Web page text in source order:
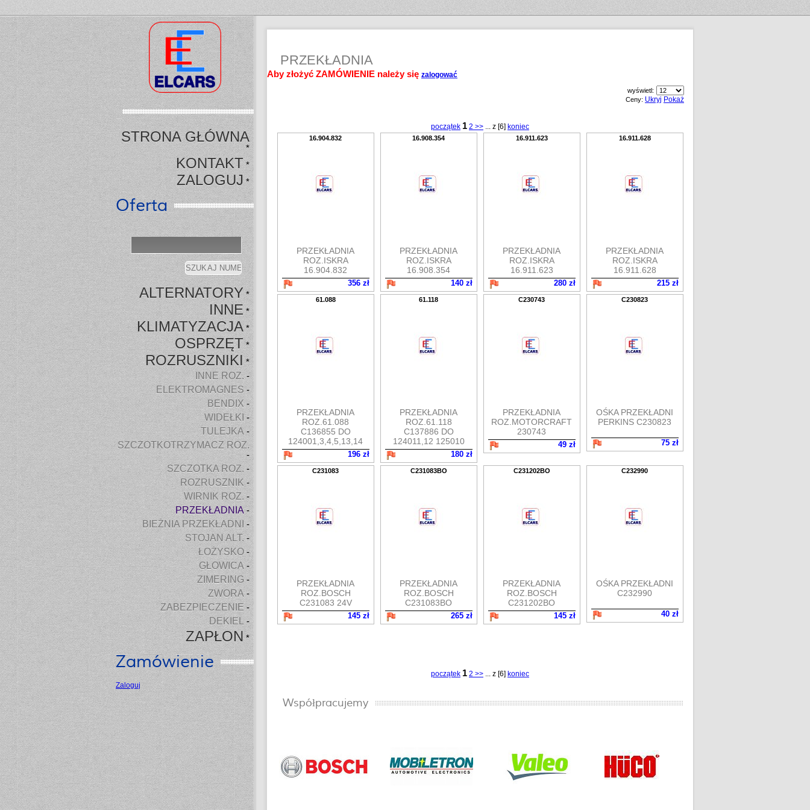
STRONA GŁÓWNA
*
KONTAKT*
ZALOGUJ*
Oferta
ALTERNATORY*
INNE*
KLIMATYZACJA*
OSPRZĘT*
ROZRUSZNIKI*
INNE ROZ.-
ELEKTROMAGNES-
BENDIX-
WIDEŁKI-
TULEJKA-
SZCZOTKOTRZYMACZ ROZ.
-
SZCZOTKA ROZ.-
ROZRUSZNIK-
WIRNIK ROZ.-
PRZEKŁADNIA-
BIEŻNIA PRZEKŁADNI-
STOJAN ALT.-
ŁOŻYSKO-
GŁOWICA-
ZIMERING-
ZWORA-
ZABEZPIECZENIE-
DEKIEL-
ZAPŁON*
Zamówienie
Zaloguj
PRZEKŁADNIA
Aby złożyć ZAMÓWIENIE należy się zalogować
wyświetl:
Ceny: Ukryj Pokaż
początek 1 2 >> ... z [6] koniec
16.904.832
PRZEKŁADNIA
ROZ.ISKRA
16.904.832
356 zł
16.908.354
PRZEKŁADNIA
ROZ.ISKRA
16.908.354
140 zł
16.911.623
PRZEKŁADNIA
ROZ.ISKRA
16.911.623
280 zł
16.911.628
PRZEKŁADNIA
ROZ.ISKRA
16.911.628
215 zł
61.088
PRZEKŁADNIA
ROZ.61.088
C136855 DO
124001,3,4,5,13,14
196 zł
61.118
PRZEKŁADNIA
ROZ.61.118
C137886 DO
124011,12 125010
180 zł
C230743
PRZEKŁADNIA
ROZ.MOTORCRAFT
230743
49 zł
C230823
OŚKA PRZEKŁADNI
PERKINS C230823
75 zł
C231083
PRZEKŁADNIA
ROZ.BOSCH
C231083 24V
145 zł
C231083BO
PRZEKŁADNIA
ROZ.BOSCH
C231083BO
265 zł
C231202BO
PRZEKŁADNIA
ROZ.BOSCH
C231202BO
145 zł
C232990
OŚKA PRZEKŁADNI
C232990
40 zł
początek 1 2 >> ... z [6] koniec
Współpracujemy